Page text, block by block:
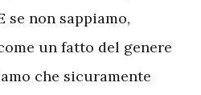
se non sappiamo,
un fatto del genere
che sicuramente